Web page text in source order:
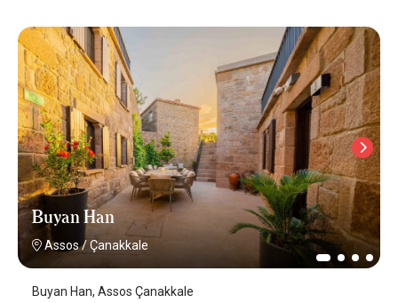
Buyan Han
Assos/Çanakkale
Buyan Han, Assos Çanakkale